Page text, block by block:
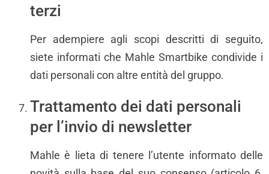
terzi
Per adempiere agli scopi descritti di seguito,
siete informati che Mahle Smartbike condivide i
dati personali con altre entità del gruppo.
Trattamento dei dati personali
per l’invio di newsletter
Mahle è lieta di tenere l’utente informato delle